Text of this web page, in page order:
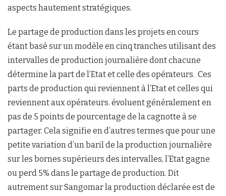
aspects hautement stratégiques.
Le partage de production dans les projets en cours
étant basé sur un modèle en cinq tranches utilisant des
intervalles de production journalière dont chacune
détermine la part de l’Etat et celle des opérateurs. Ces
parts de production qui reviennent à l’Etat et celles qui
reviennent aux opérateurs. évoluent généralement en
pas de 5 points de pourcentage de la cagnotte à se
partager. Cela signifie en d’autres termes que pour une
petite variation d’un baril de la production journalière
sur les bornes supérieurs des intervalles, l’Etat gagne
ou perd 5% dans le partage de production. Dit
autrement sur Sangomar la production déclarée est de